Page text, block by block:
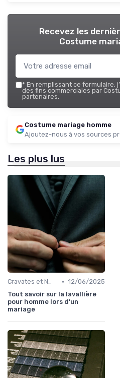
Recevez les
Costume
* En remplissant ce formulaire,
des fins commerciales par
partenaires.
Costume mariage homme
Ajoutez-nous à vos sources
Les plus lus
Cravates et Nœuds Papillon • 12/06/2025
Tout savoir sur la lavallière
pour homme lors d'un
mariage